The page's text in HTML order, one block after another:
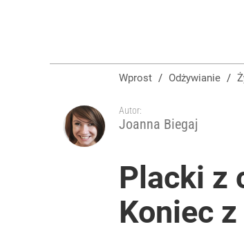
Wprost / Odżywianie /
Autor:
Joanna Biegaj
Placki z
Koniec